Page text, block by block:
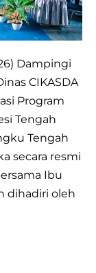
Dampingi
CIKASDA
Program
Tengah
Tengah
secara resmi
Ibu
dihadiri oleh